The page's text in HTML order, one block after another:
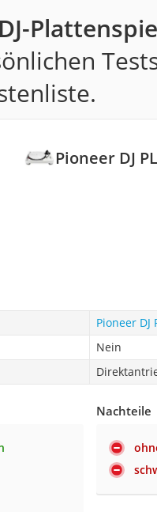
Pioneer DJ
Pioneer DJ
Nein
Nachteile